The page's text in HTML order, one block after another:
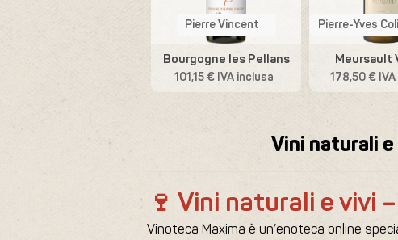
Pierre Vincent
Bourgogne les Pellans
101,15 € IVA inclusa
Pierre-Yves
Meursault
178,50 €
Vini naturali
🍷 Vini naturali e vivi
Vinoteca Maxima è un’enoteca online